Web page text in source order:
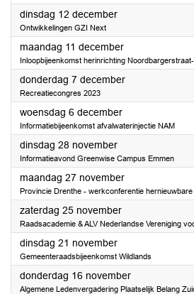
dinsdag 12 december2023
Ontwikkelingen GZI Next
maandag 11 december2023
Inloopbijeenkomst herinrichting
donderdag 7 december2023
Recreatiecongres 2023
woensdag 6 december2023
Informatiebijeenkomst afvalwaterinjectie NAM
dinsdag 28 november2023
Informatieavond Greenwise Campus Emmen
maandag 27 november2023
Provincie Drenthe - werkconferentie hernieuwbare
zaterdag 25 november2023
Raadsacademie & ALV Nederlandse Vereniging
dinsdag 21 november2023
Gemeenteraadsbijeenkomst Wildlands
donderdag 16 november2023
Algemene Ledenvergadering Plaatselijk Belang